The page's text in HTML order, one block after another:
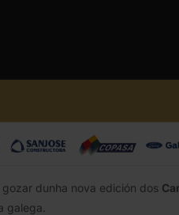
dunha nova edición dos
galega.